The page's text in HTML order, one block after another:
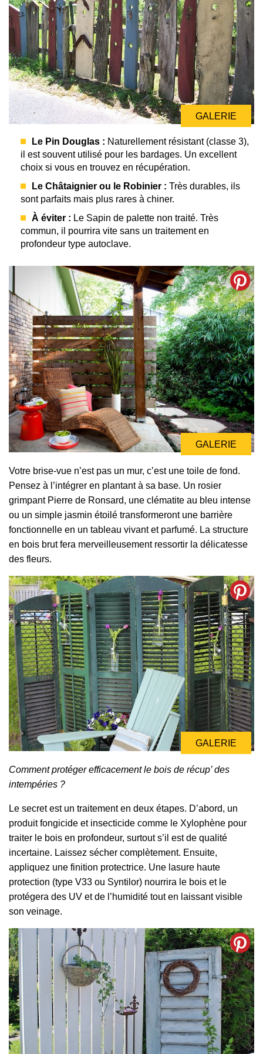
GALERIE
GALERIE
Le Pin Douglas : Naturellement résistant (classe 3),
il est souvent utilisé pour les bardages. Un excellent
choix si vous en trouvez en récupération.
Le Châtaignier ou le Robinier : Très durables, ils
sont parfaits mais plus rares à chiner.
À éviter : Le Sapin de palette non traité. Très
commun, il pourrira vite sans un traitement en
profondeur type autoclave.
GALERIE
GALERIE
Votre brise-vue n’est pas un mur, c’est une toile de fond.
Pensez à l’intégrer en plantant à sa base. Un rosier
grimpant Pierre de Ronsard, une clématite au bleu intense
ou un simple jasmin étoilé transformeront une barrière
fonctionnelle en un tableau vivant et parfumé. La structure
en bois brut fera merveilleusement ressortir la délicatesse
des fleurs.
GALERIE
GALERIE
Comment protéger efficacement le bois de récup’ des
intempéries ?
Le secret est un traitement en deux étapes. D’abord, un
produit fongicide et insecticide comme le Xylophène pour
traiter le bois en profondeur, surtout s’il est de qualité
incertaine. Laissez sécher complètement. Ensuite,
appliquez une finition protectrice. Une lasure haute
protection (type V33 ou Syntilor) nourrira le bois et le
protégera des UV et de l’humidité tout en laissant visible
son veinage.